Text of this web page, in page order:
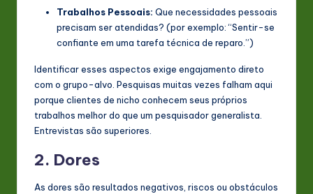
Trabalhos Pessoais: Que necessidades pessoais
precisam ser atendidas? (por exemplo: “Sentir-se
confiante em uma tarefa técnica de reparo.”)
Identificar esses aspectos exige engajamento direto
com o grupo-alvo. Pesquisas muitas vezes falham aqui
porque clientes de nicho conhecem seus próprios
trabalhos melhor do que um pesquisador generalista.
Entrevistas são superiores.
2. Dores
As dores são resultados negativos, riscos ou obstáculos